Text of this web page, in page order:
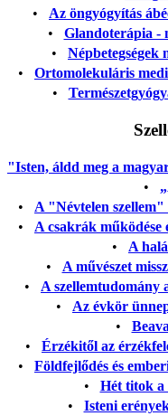
• Az öngyógyítás
• Glandoterápia -
• Népbetegségek
• Ortomolekuláris
•
"Isten, áldd meg a
•
• A "Névtelen szellem"
• A csakrák működése
• A
• A művészet
• A szellemtudomány
• Az évkör
•
• Érzékitől az
• Földfejlődés és
• Hét titok a
• Isteni